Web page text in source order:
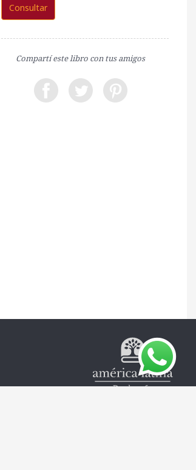
Consultar
Compartí este libro con tus amigos